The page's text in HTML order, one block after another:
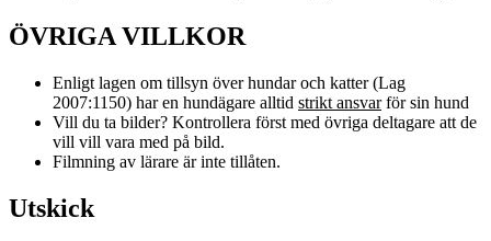
ÖVRIGA VILLKOR
Enligt lagen om tillsyn över hundar och katter (Lag
2007:1150) har en hundägare alltid strikt ansvarför sin hund
Vill du ta bilder? Kontrollera först med övriga deltagare att de
vill vill vara med på bild.
Filmning av lärare är inte tillåten.
Utskick